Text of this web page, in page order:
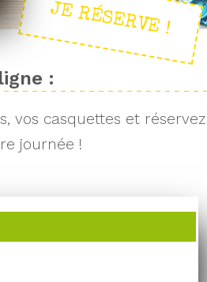
JE RÉSERVE !
:
vos casquettes et réservez
journée !